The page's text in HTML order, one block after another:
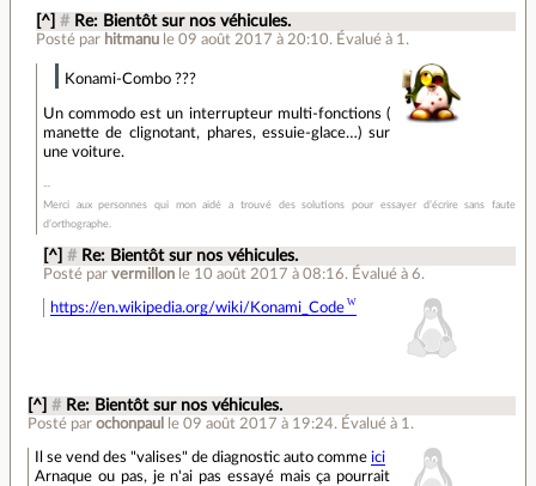
[^] # Re: Bientôt sur nos véhicules.
Posté par hitmanu le 09 août 2017 à 20:10. Évalué à 1 .
Konami-Combo ???
Un commodo est un interrupteur multi-fonctions (
manette de clignotant, phares, essuie-glace…) sur
une voiture.
Merci aux personnes qui mon aidé a trouvé des solutions pour essayer d’écrire sans faute
d’orthographe.
[^] # Re: Bientôt sur nos véhicules.
Posté parvermillon le 10 août 2017 à 08:16. Évalué à6.
https://en.wikipedia.org/wiki/Konami_Code
[^] # Re: Bientôt sur nos véhicules.
Posté parochonpaul le 09 août 2017 à 19:24. Évalué à 1 .
Il se vend des "valises" de diagnostic auto commeici
Arnaque ou pas, je n'ai pas essayé mais ça pourrait